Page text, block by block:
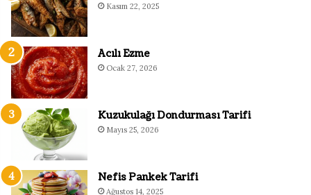
Kasım 22, 2025
Acılı Ezme
Ocak 27, 2026
Kuzukulağı Dondurması Tarifi
Mayıs 25, 2026
Nefis Pankek Tarifi
Ağustos 14, 2025